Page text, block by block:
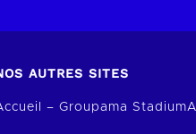
AUTRES SITES
– Groupama Stadium